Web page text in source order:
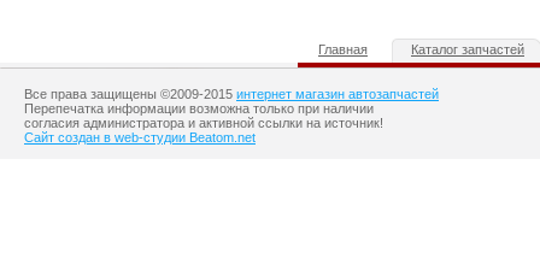
Главная Каталог запчастей
Все права защищены ©2009-2015 интернет магазин автозапчастей
Перепечатка информации возможна только при наличии
согласия администратора и активной ссылки на источник!
Сайт создан в web-студии Beatom.net